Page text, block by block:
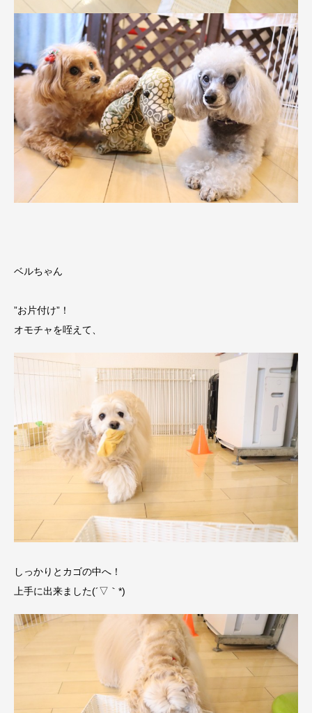
ベルちゃん
”お片付け”！
オモチャを咥えて、
しっかりとカゴの中へ！
上手に出来ました(´▽｀*)